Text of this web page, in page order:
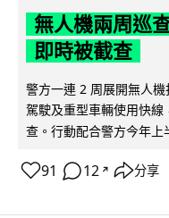
無人機兩周巡
即時被截查
警方一連 2 周展開無人
駕駛及重型車輛使用快
查。行動配合警方今年上
91 12 ↗ 分享